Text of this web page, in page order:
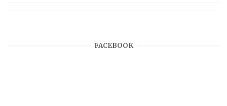
FACEBOOK